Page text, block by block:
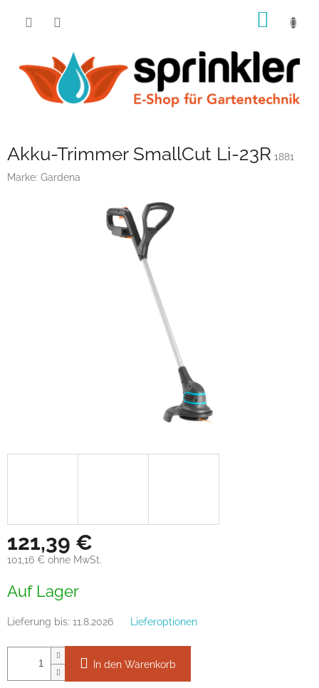
Akku-Trimmer SmallCut Li-23R 1881
Marke: Gardena
121,39 €
101,16 € ohne MwSt.
Auf Lager
Lieferung bis: 11.8.2026 Lieferoptionen
In den Warenkorb